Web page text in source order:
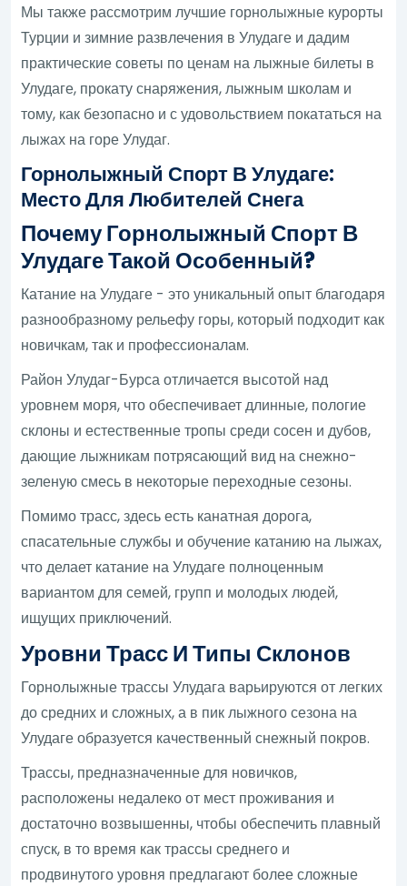
Мы также рассмотрим лучшие горнолыжные курорты
Турции и зимние развлечения в Улудаге и дадим
практические советы по ценам на лыжные билеты в
Улудаге, прокату снаряжения, лыжным школам и
тому, как безопасно и с удовольствием покататься на
лыжах на горе Улудаг.
Горнолыжный Спорт В Улудаге:
Место Для Любителей Снега
Почему Горнолыжный Спорт В
Улудаге Такой Особенный?
Катание на Улудаге - это уникальный опыт благодаря
разнообразному рельефу горы, который подходит как
новичкам, так и профессионалам.
Район Улудаг-Бурса отличается высотой над
уровнем моря, что обеспечивает длинные, пологие
склоны и естественные тропы среди сосен и дубов,
дающие лыжникам потрясающий вид на снежно-
зеленую смесь в некоторые переходные сезоны.
Помимо трасс, здесь есть канатная дорога,
спасательные службы и обучение катанию на лыжах,
что делает катание на Улудаге полноценным
вариантом для семей, групп и молодых людей,
ищущих приключений.
Уровни Трасс И Типы Склонов
Горнолыжные трассы Улудага варьируются от легких
до средних и сложных, а в пик лыжного сезона на
Улудаге образуется качественный снежный покров.
Трассы, предназначенные для новичков,
расположены недалеко от мест проживания и
достаточно возвышенны, чтобы обеспечить плавный
спуск, в то время как трассы среднего и
продвинутого уровня предлагают более сложные